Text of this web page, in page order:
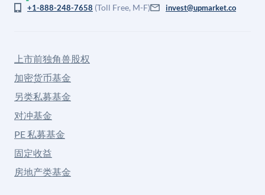
+1-888-248-7658 (Toll Free, M-F) invest@upmarket.co
上市前独角兽股权
加密货币基金
另类私募基金
对冲基金
PE 私募基金
固定收益
房地产类基金